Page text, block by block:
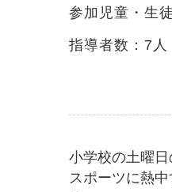
参加児童・生
指導者数：7人
小学校の土曜
スポーツに熱